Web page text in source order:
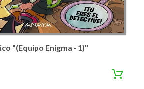
"(Equipo Enigma - 1)"